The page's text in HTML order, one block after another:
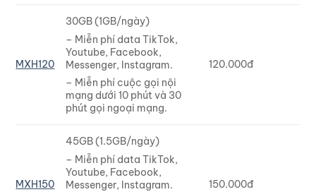
MXH120
30GB (1GB/ngày)
– Miễn phí data TikTok,
Youtube, Facebook,
Messenger, Instagram.
– Miễn phí cuộc gọi nội
mạng dưới 10 phút và 30
phút gọi ngoại mạng.
120.000đ
MXH150
45GB (1.5GB/ngày)
– Miễn phí data TikTok,
Youtube, Facebook,
Messenger, Instagram.
150.000đ